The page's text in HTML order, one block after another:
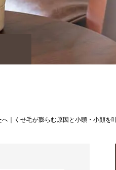
｜くせ毛が膨らむ原因と小頭・小顔を